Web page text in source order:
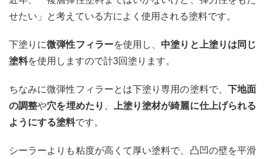
せたい」と考えている方によく使用される塗料です。
下塗りに微弾性フィラーを使用し、 中塗りと上塗りは同じ
塗料を使用しますので計3回塗ります。
ちなみに微弾性フィラーとは下塗り専用の塗料で、 下地面
の調整や穴を埋めたり
上塗り塗材が綺麗に仕上げられる
ようにする塗料です。
シーラーよりも粘度が高くて厚い塗料で、凸凹の壁を平滑